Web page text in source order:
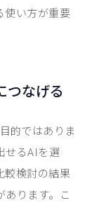
使い方が重要
つなげる
的ではありま
せるAIを選
較検討の結果
あります。こ